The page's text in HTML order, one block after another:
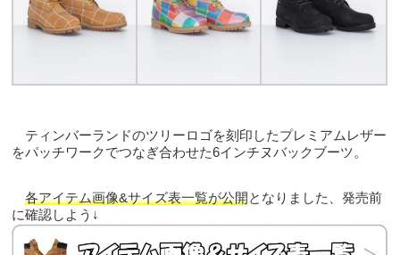
ティンバーランドのツリーロゴを刻印したプレミアムレザー
をパッチワークでつなぎ合わせた6インチヌバックブーツ。
各アイテム画像&サイズ表一覧が公開となりました、発売前
に確認しよう↓